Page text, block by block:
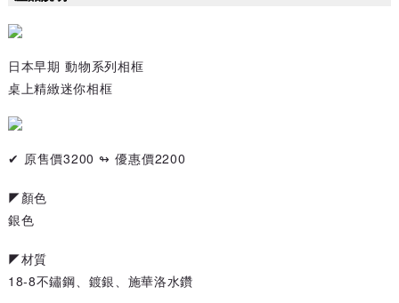
日本早期 動物系列相框
桌上精緻迷你相框
✔ 原售價3200 ↬ 優惠價2200
◤顏色
銀色
◤材質
18-8不鏽鋼、鍍銀、施華洛水鑽